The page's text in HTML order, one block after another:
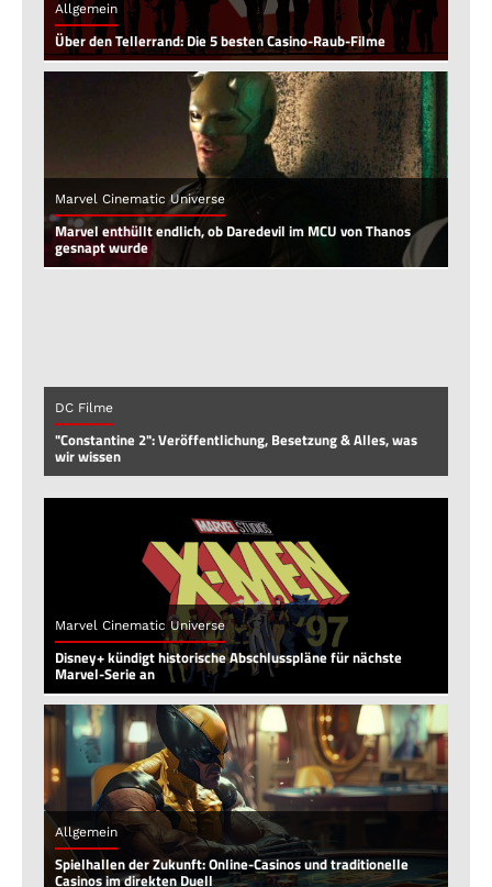
Allgemein
Über den Tellerrand: Die 5 besten Casino-Raub-Filme
Marvel Cinematic Universe
Marvel enthüllt endlich, ob Daredevil im MCU von Thanos
gesnapt wurde
DC Filme
"Constantine 2": Veröffentlichung, Besetzung & Alles, was
wir wissen
Marvel Cinematic Universe
Disney+ kündigt historische Abschlusspläne für nächste
Marvel-Serie an
Allgemein
Spielhallen der Zukunft: Online-Casinos und traditionelle
Casinos im direkten Duell